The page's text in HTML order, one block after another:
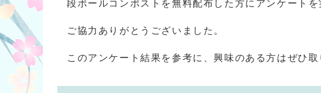
段ボールコンポストを無料配布した方にアンケートを
ご協力ありがとうございました。
このアンケート結果を参考に、興味のある方はぜひ取